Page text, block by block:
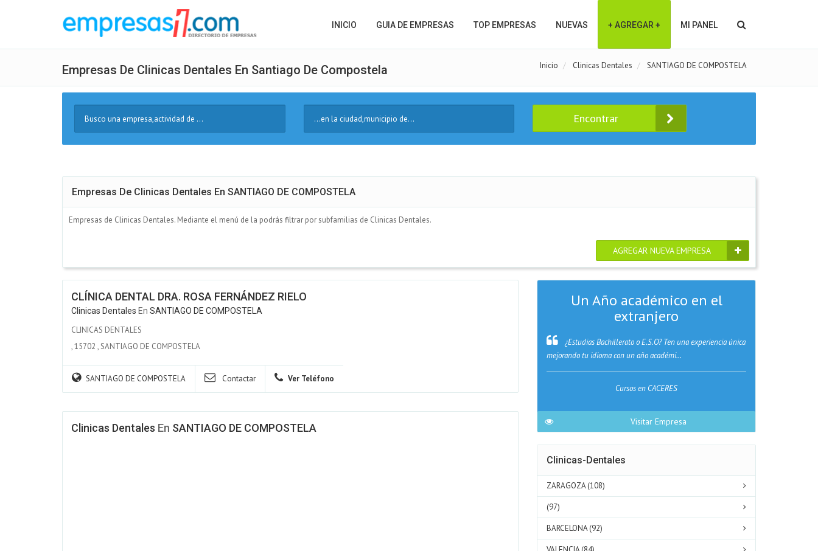
INICIO GUIA DE EMPRESAS TOP EMPRESAS NUEVAS + AGREGAR + MI PANEL
Empresas De Clinicas Dentales En Santiago De Compostela Inicio Clinicas Dentales SANTIAGO DE COMPOSTELA
Texto
Encontrar
Empresas De Clinicas Dentales En SANTIAGO DE COMPOSTELA
Empresas de Clinicas Dentales. Mediante el menú de la podrás filtrar por subfamilias de Clinicas Dentales.
AGREGAR NUEVA EMPRESA
CLÍNICA DENTAL DRA. ROSA FERNÁNDEZ RIELO
Clinicas Dentales En SANTIAGO DE COMPOSTELA
CLINICAS DENTALES
,15702 ,SANTIAGO DE COMPOSTELA
SANTIAGO DE COMPOSTELA Contactar Ver Teléfono
Clinicas Dentales En SANTIAGO DE COMPOSTELA
Un Año académico en el
extranjero
¿Estudias Bachillerato o E.S.O? Ten una experiencia única
mejorando tu idioma con un año académi...
Cursos en CACERES
Visitar Empresa
Clinicas-Dentales
ZARAGOZA (108)
(97)
BARCELONA (92)